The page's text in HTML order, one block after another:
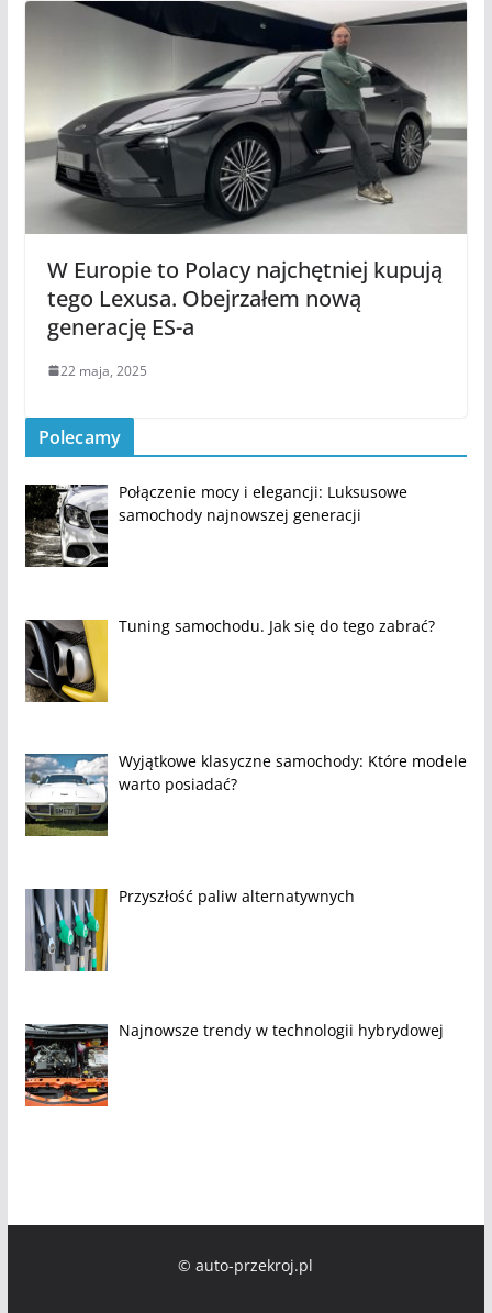
W Europie to Polacy najchętniej kupują
tego Lexusa. Obejrzałem nową
generację ES-a
22 maja, 2025
Polecamy
Połączenie mocy i elegancji: Luksusowe
samochody najnowszej generacji
Tuning samochodu. Jak się do tego zabrać?
Wyjątkowe klasyczne samochody: Które modele
warto posiadać?
Przyszłość paliw alternatywnych
Najnowsze trendy w technologii hybrydowej
© auto-przekroj.pl